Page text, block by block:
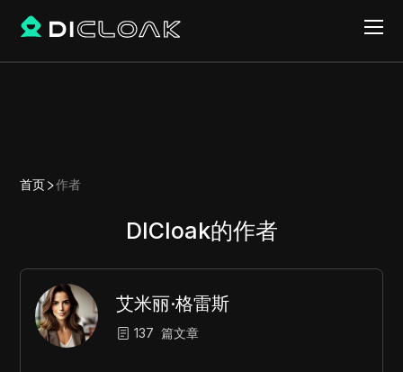
首页 作者
DICloak的作者
艾米丽·格雷斯
137 篇文章